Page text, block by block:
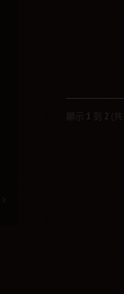
顯示 1 到 2 (共